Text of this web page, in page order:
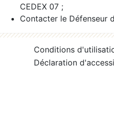
CEDEX 07 ;
Contacter le Défenseur
Conditions
Déclaration